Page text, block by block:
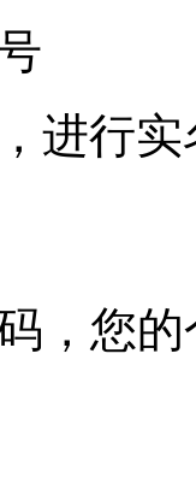
进行
，您